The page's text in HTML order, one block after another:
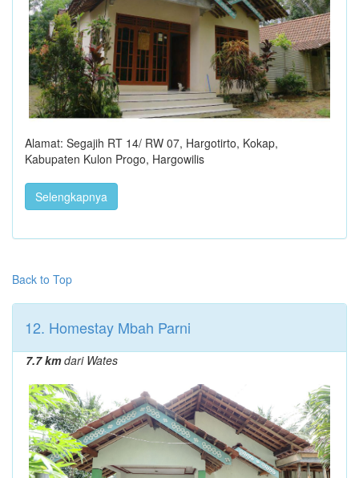
Alamat: Segajih RT 14/ RW 07, Hargotirto, Kokap,
Kabupaten Kulon Progo, Hargowilis
Selengkapnya
Back to Top
12. Homestay Mbah Parni
7.7 kmdari Wates